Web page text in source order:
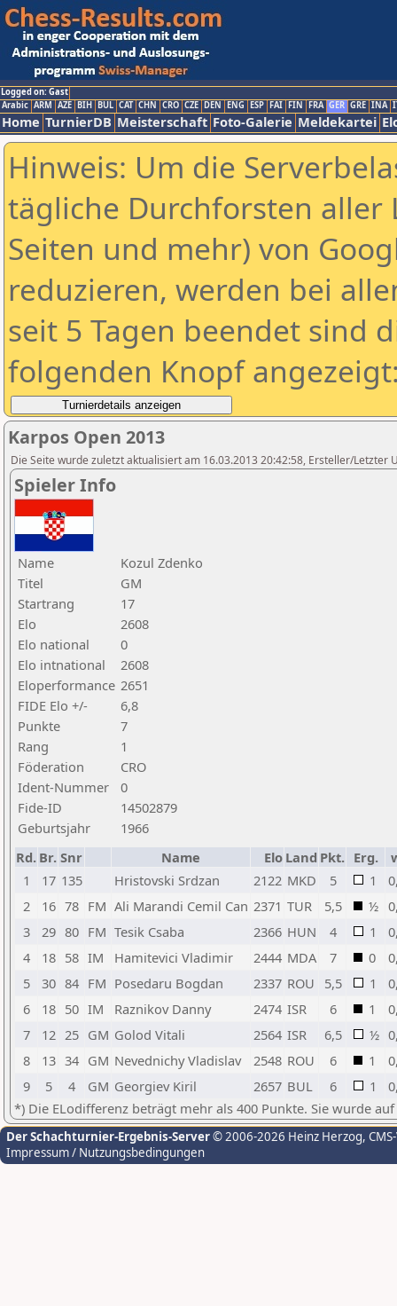
Logged on: Gast
Arabic ARM AZE BIH BUL CAT CHN CRO CZE DEN ENG ESP FAI FIN FRA GER GRE INA
Home TurnierDB Meisterschaft Foto-Galerie Meldekartei
Hinweis: Um die
tägliche Durchforsten aller
Seiten und mehr) von
reduzieren, werden bei
seit 5 Tagen beendet sind
folgenden Knopf
Karpos Open 2013
Die Seite wurde zuletzt aktualisiert am 16.03.2013 20:42:58, Ersteller/Letzter
Spieler Info
Name
Kozul Zdenko
Titel
GM
Startrang
17
Elo
2608
Elo national
0
Elo intnational
2608
Eloperformance 2651
FIDE Elo +/-
6,8
Punkte
7
Rang
1
Föderation
CRO
Ident-Nummer
0
Fide-ID
14502879
Geburtsjahr
1966
Rd. Br. Snr Name Elo Land Pkt. Erg.
1
17 135 Hristovski Srdzan 2122 MKD 5 1
2
16 78 FM Ali Marandi Cemil Can 2371 TUR 5,5 ½
3
29 80 FM Tesik Csaba 2366 HUN 4 1
4
18 58 IM Hamitevici Vladimir 2444 MDA 7 0
5
30 84 FM Posedaru Bogdan 2337 ROU 5,5 1
6
18 50 IM Raznikov Danny 2474 ISR 6 1
7
12 25 GM Golod Vitali 2564 ISR 6,5 ½
8
13 34 GM Nevednichy Vladislav 2548 ROU 6 1
9
5 4 GM Georgiev Kiril 2657 BUL 6 1
*) Die ELodifferenz beträgt mehr als 400 Punkte. Sie wurde
Der Schachturnier-Ergebnis-Server© 2006-2026 Heinz Herzog,
Impressum / Nutzungsbedingungen